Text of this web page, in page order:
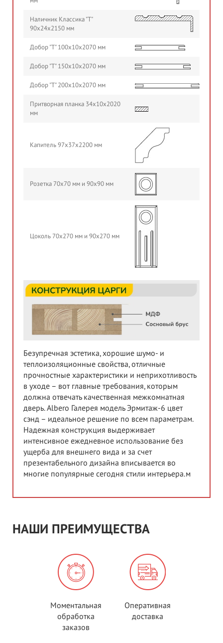
Наличник Классика "Т"
90х24х2150 мм
Добор "Т" 100х10х2070 мм
Добор "Т" 150х10х2070 мм
Добор "Т" 200х10х2070 мм
Притворная планка 34х10х2020
мм
Капитель 97х37х2200 мм
Розетка 70х70 мм и 90х90 мм
Цоколь 70х270 мм и 90х270 мм
Безупречная эстетика, хорошие шумо- и
теплоизоляционные свойства, отличные
прочностные характеристики и неприхотливость
в уходе – вот главные требования, которым
должна отвечать качественная межкомнатная
дверь. Albero Галерея модель Эрмитаж-6 цвет
сэнд – идеальное решение по всем параметрам.
Надежная конструкция выдерживает
интенсивное ежедневное использование без
ущерба для внешнего вида и за счет
презентабельного дизайна вписывается во
многие популярные сегодня стили интерьера.м
НАШИ ПРЕИМУЩЕСТВА
Моментальная
обработка
заказов
Оперативная
доставка